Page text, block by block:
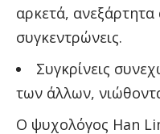
αρκετά,
συγκεντρώνεις.
Συγκρίνεις
των άλλων,
Ο ψυχολόγος Han